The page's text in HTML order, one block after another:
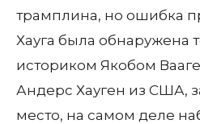
трамплина, но ошибка
Хауга была обнаружена
историком Якобом
Андерс Хауген из США,
место, на самом деле